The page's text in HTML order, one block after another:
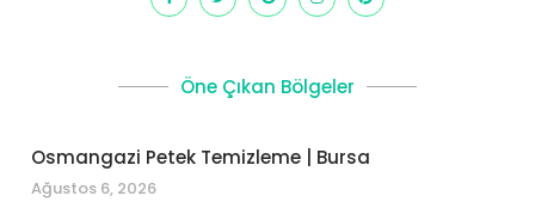
Öne Çıkan Bölgeler
Osmangazi Petek Temizleme | Bursa
Ağustos 6, 2026